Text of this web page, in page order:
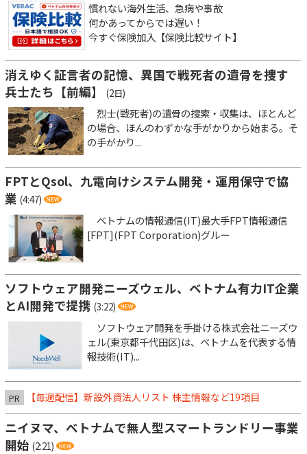
慣れない海外生活、急病や事故
何かあってからでは遅い！
今すぐ保険加入【保険比較サイト】
消えゆく証言者の記憶、異国で戦死者の遺骨を捜す
兵士たち【前編】
(2日)
烈士(戦死者)の遺骨の捜索・収集は、ほとんど
の場合、ほんのわずかな手がかりから始まる。そ
の手がかり...
FPTとQsol、九電向けシステム開発・運用保守で協
業 (4:47)
ベトナムの情報通信(IT)最大手FPT情報通信
[FPT](FPT Corporation)グルー
ソフトウェア開発ニーズウェル、ベトナム有力IT企業
とAI開発で提携 (3:22)
ソフトウェア開発を手掛ける株式会社ニーズウ
ェル(東京都千代田区)は、ベトナムを代表する情
報技術(IT)...
PR 【毎週配信】新設外資法人リスト 株主情報など19項目
ニイヌマ、ベトナムで無人型スマートランドリー事業
開始 (2:21)